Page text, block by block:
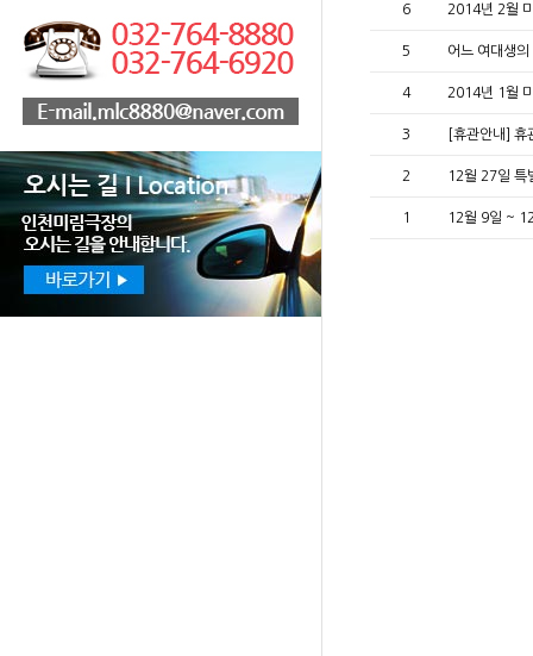
6 2014년 2월
5 어느 여대생
4 2014년 1월
3 [휴관안내]
2 12월 27일 특
1 12월 9일 ~